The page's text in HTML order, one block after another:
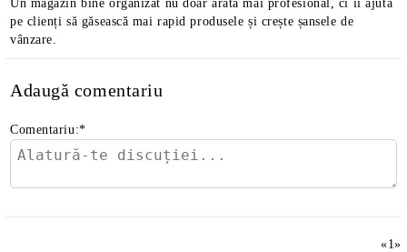
Un magazin bine organizat nu doar arată mai profesional, ci îi ajută
pe clienți să găsească mai rapid produsele și crește șansele de
vânzare.
Adaugă comentariu
Comentariu:*
«1»